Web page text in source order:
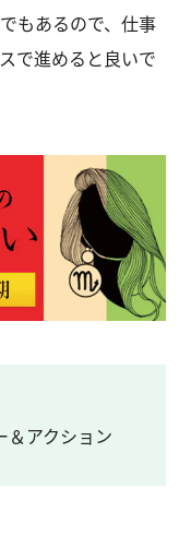
もあるので、仕事
で進めると良いで
＆アクション